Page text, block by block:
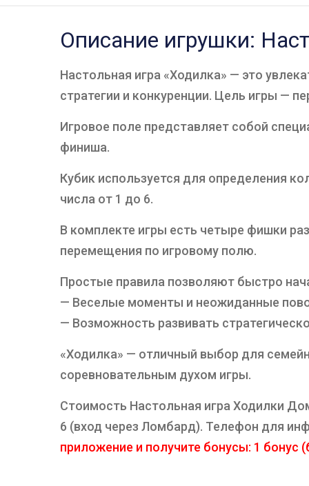
Описание игрушки:
Настольная игра «Ходилка» — это
стратегии и конкуренции. Цель игры —
Игровое поле представляет собой
финиша.
Кубик используется для определения
числа от 1 до 6.
В комплекте игры есть четыре фишки
перемещения по игровому полю.
Простые правила позволяют быстро
— Веселые моменты и неожиданные
— Возможность развивать
«Ходилка» — отличный выбор для
соревновательным духом игры.
Стоимость Настольная игра Ходилки
6 (вход через Ломбард). Телефон для
приложение и получите бонусы: 1 бонус